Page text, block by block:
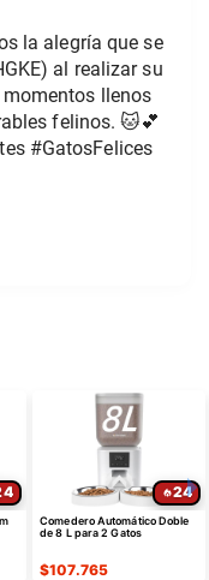
la alegría que se
al realizar su
llenos
felinos. 🐱💕
#GatosFelices
24
Comedero Automático Doble
de 8 L para 2 Gatos
$107.765